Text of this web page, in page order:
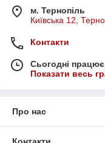
м. Тернопіль
Київська 12,
Контакти
Сьогодні
Показати весь
Про нас